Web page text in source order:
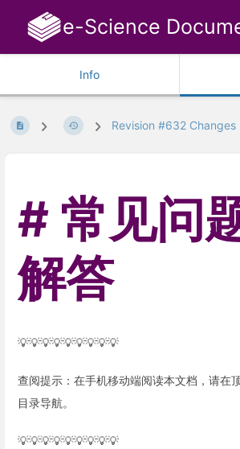
e-Science
Info
Revision #632 Changes
常见问
解答
💡💡💡💡💡💡💡💡💡
查阅提示：在手机移动端阅读本文档，请在
目录导航。
💡💡💡💡💡💡💡💡💡